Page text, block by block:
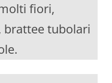
fiori,
brattee tubolari